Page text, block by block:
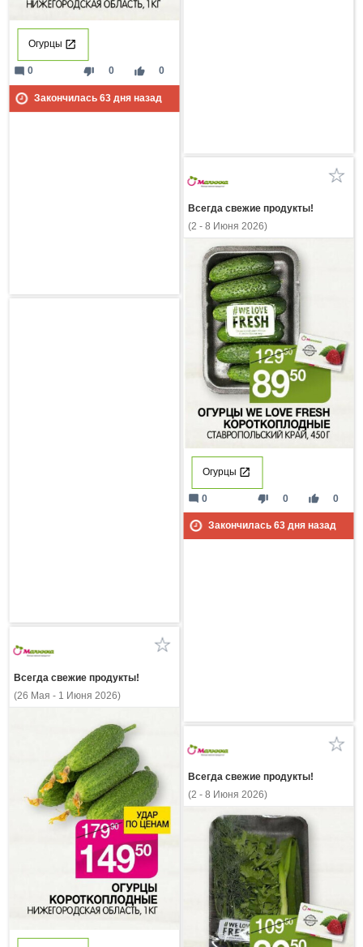
Огурцы
thumb_down 0 thumb_up 0
mode_comment 0
Закончилась 63дня назад
Всегда свежие продукты!
(2 - 8 Июня 2026)
Огурцы
thumb_down 0 thumb_up 0
mode_comment 0
Закончилась 63дня назад
Всегда свежие продукты!
(26 Мая - 1 Июня 2026)
Всегда свежие продукты!
(2 - 8 Июня 2026)